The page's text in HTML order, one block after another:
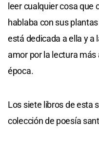
leer cualquier cosa que
hablaba con sus
está dedicada a ella y a
amor por la lectura
época.
Los siete libros de esta
colección de poesía